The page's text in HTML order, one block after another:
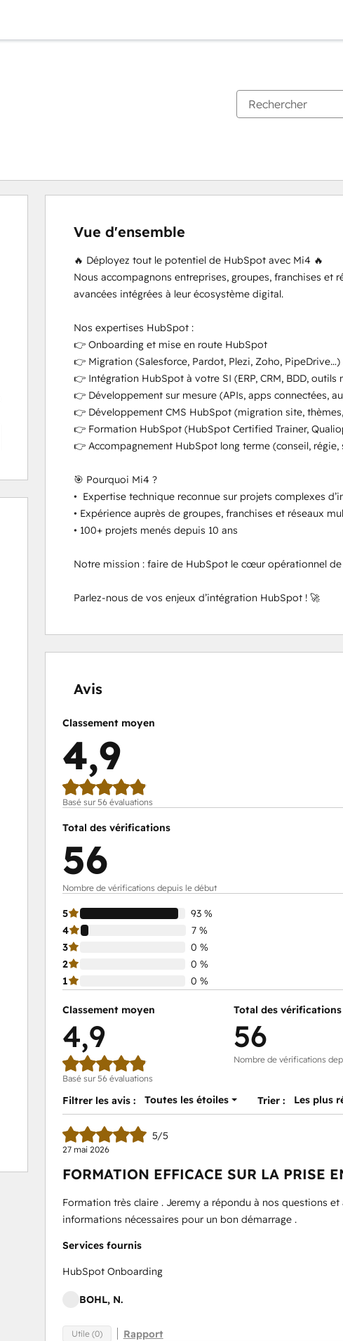
Vue d'ensemble
🔥 Déployez tout le potentiel de HubSpot avec Mi4 🔥
Nous accompagnons entreprises, groupes, franchises et
avancées intégrées à leur écosystème digital.
Nos expertises HubSpot :
👉 Onboarding et mise en route HubSpot
👉 Migration (Salesforce, Pardot, Plezi, Zoho, PipeDrive…)
👉 Intégration HubSpot à votre SI (ERP, CRM, BDD, outils
👉 Développement sur mesure (APIs, apps connectées,
👉 Développement CMS HubSpot (migration site,
👉 Formation HubSpot (HubSpot Certified Trainer,
👉 Accompagnement HubSpot long terme (conseil, régie,
🎯 Pourquoi Mi4 ?
•  Expertise technique reconnue sur projets complexes
• Expérience auprès de groupes, franchises et réseaux
• 100+ projets menés depuis 10 ans
Notre mission : faire de HubSpot le cœur opérationnel
Parlez-nous de vos enjeux d’intégration HubSpot ! 🚀
Avis
Classement moyen
4,9
Basé sur 56 évaluations
Total des vérifications
56
Nombre de vérifications depuis le début
5
93 %
4
7 %
3
0 %
2
0 %
1
0 %
Classement moyen
4,9
Basé sur 56 évaluations
Total des vérifications
56
Nombre de vérifications
Filtrer les avis :
Toutes les étoiles Trier : Les plus
5/5
27 mai 2026
FORMATION EFFICACE SUR LA PRISE
Formation très claire . Jeremy a répondu à nos questions
informations nécessaires pour un bon démarrage .
Services fournis
HubSpot Onboarding
BOHL, N.
Utile (0) Rapport